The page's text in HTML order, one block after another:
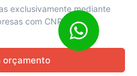
exclusivamente mediante
com CNPJ ativo
orçamento